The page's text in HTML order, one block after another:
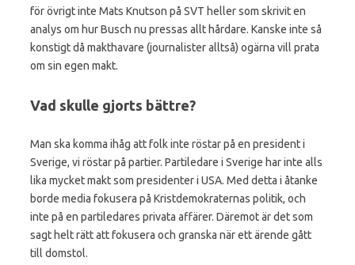
för övrigt inte Mats Knutson på SVT heller som skrivit en
analys om hur Busch nu pressas allt hårdare. Kanske inte så
konstigt då makthavare (journalister alltså) ogärna vill prata
om sin egen makt.
Vad skulle gjorts bättre?
Man ska komma ihåg att folk inte röstar på en president i
Sverige, vi röstar på partier. Partiledare i Sverige har inte alls
lika mycket makt som presidenter i USA. Med detta i åtanke
borde media fokusera på Kristdemokraternas politik, och
inte på en partiledares privata affärer. Däremot är det som
sagt helt rätt att fokusera och granska när ett ärende gått
till domstol.